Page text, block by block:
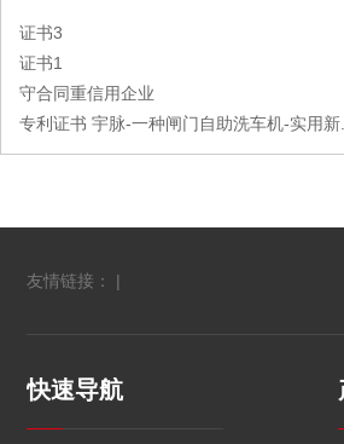
证书3
证书1
守合同重信用企业
专利证书 宇脉-一种闸门自助洗车机-实用新...
友情链接： |
快速导航